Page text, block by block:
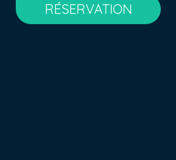
RÉSERVATION